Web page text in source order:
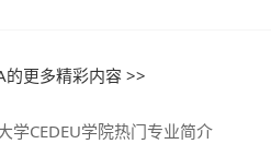
的更多精彩内容 >>
学CEDEU学院热门专业简介